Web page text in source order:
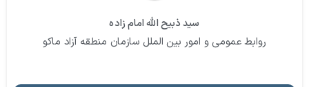
سید ذبیح الله امام زاده
روابط عمومی و امور بین الملل سازمان منطقه آزاد ماکو